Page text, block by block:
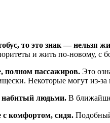
то это знак — нельзя
и жить по-новому, с
полном пассажиров. Это
Некоторые могут из-
набитый людьми. В
с комфортом, сидя.